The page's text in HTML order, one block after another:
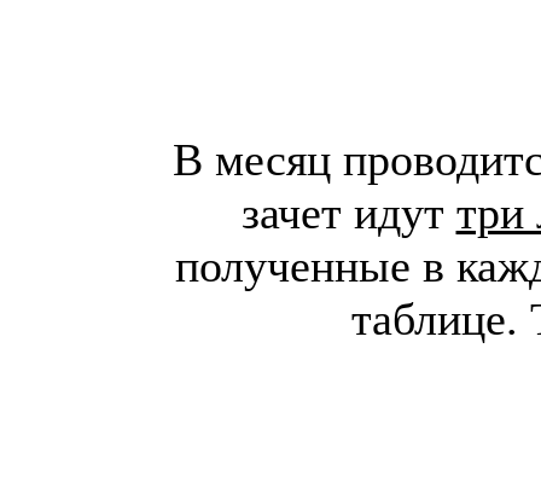
В месяц
зачет идут три
полученные в
таблице.